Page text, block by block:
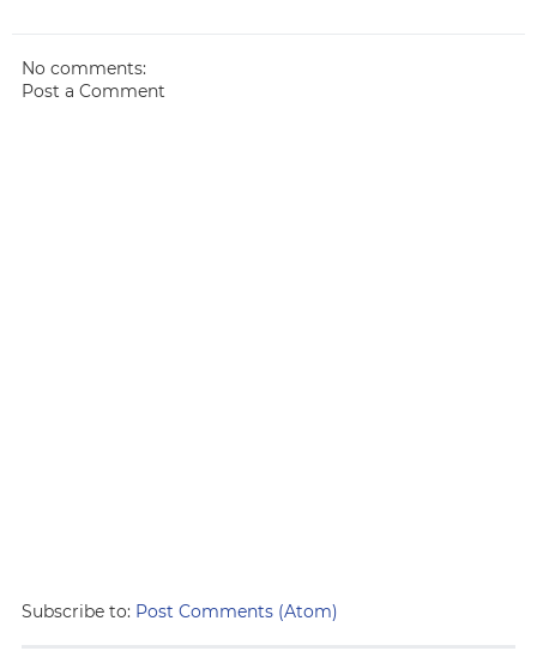
No comments:
Post a Comment
Subscribe to: Post Comments (Atom)